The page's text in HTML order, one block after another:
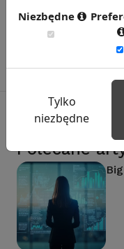
Dowiedz się
Polecane
Niezbędne
Tylko
niezbędne